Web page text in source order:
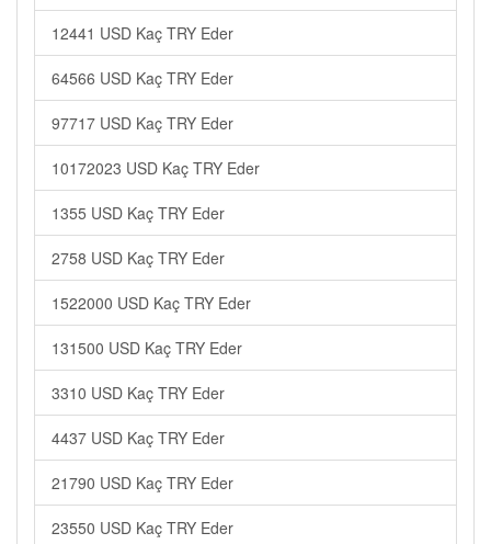
12441 USD Kaç TRY Eder
64566 USD Kaç TRY Eder
97717 USD Kaç TRY Eder
10172023 USD Kaç TRY Eder
1355 USD Kaç TRY Eder
2758 USD Kaç TRY Eder
1522000 USD Kaç TRY Eder
131500 USD Kaç TRY Eder
3310 USD Kaç TRY Eder
4437 USD Kaç TRY Eder
21790 USD Kaç TRY Eder
23550 USD Kaç TRY Eder